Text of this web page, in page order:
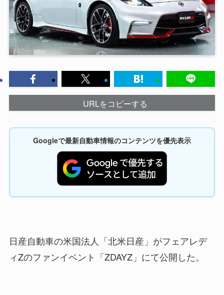
URLをコピーする
Googleで最新自動車情報のコンテンツを優先表示
日産自動車の米国法人「北米日産」がフェアレデ
ィZのファンイベント「ZDAYZ」にて公開した。